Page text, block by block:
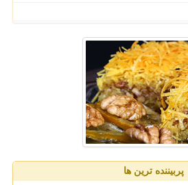
پربیننده ترین ها